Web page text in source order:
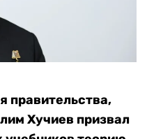
правительства,
Хучиев призвал